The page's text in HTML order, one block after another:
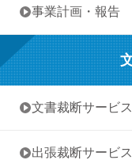
• 事業計画・報告
• 文書裁断サービ
• 出張裁断サービス